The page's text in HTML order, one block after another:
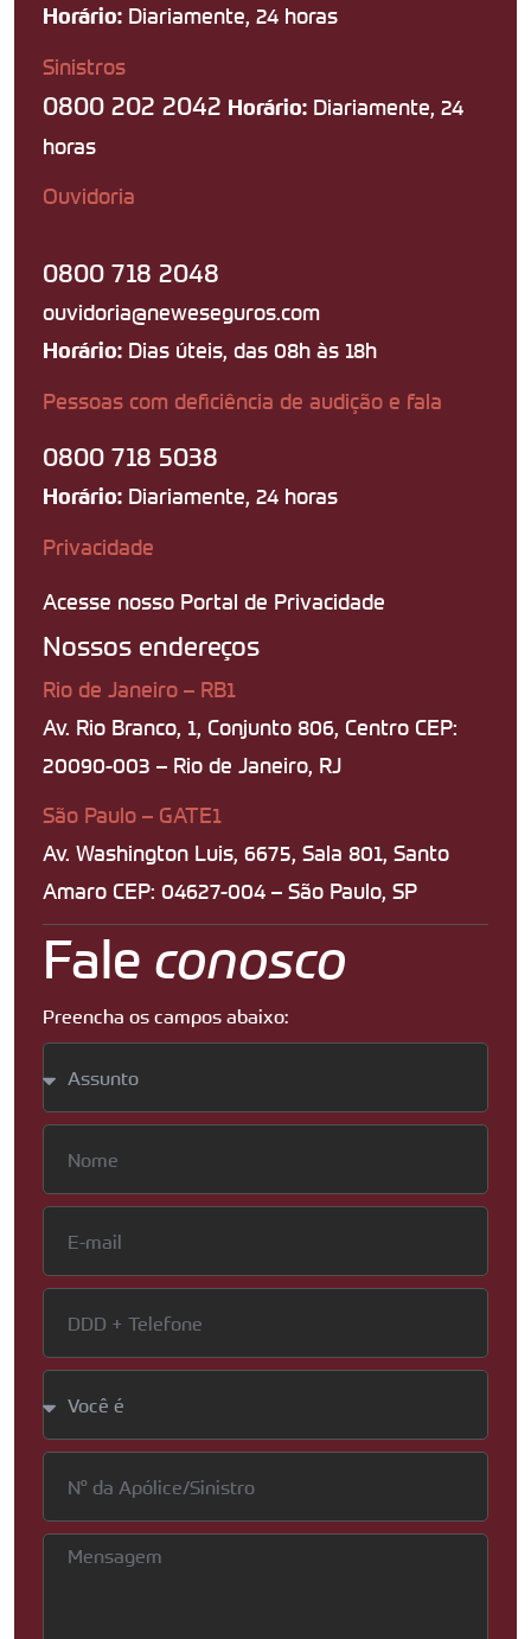
Horário: Diariamente, 24 horas
Sinistros
0800 202 2042 Horário: Diariamente, 24
horas
Ouvidoria
0800 718 2048
ouvidoria@neweseguros.com
Horário: Dias úteis, das 08h às 18h
Pessoas com deficiência de audição e fala
0800 718 5038
Horário: Diariamente, 24 horas
Privacidade
Acesse nosso Portal de Privacidade
Nossos endereços
Rio de Janeiro – RB1
Av. Rio Branco, 1, Conjunto 806, Centro CEP:
20090-003 – Rio de Janeiro, RJ
São Paulo – GATE1
Av. Washington Luis, 6675, Sala 801, Santo
Amaro CEP: 04627-004 – São Paulo, SP
Fale conosco
Preencha os campos abaixo: